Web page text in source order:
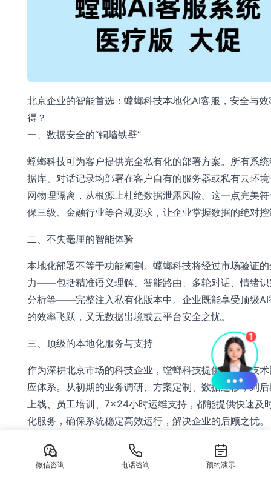
北京企业的智能首选：螳螂科技本地化AI客服，安全与
得？
一、数据安全的“铜墙铁壁”
螳螂科技可为客户提供完全私有化的部署方案。所有系
据库、对话记录均部署在客户自有的服务器或私有云环
网物理隔离，从根源上杜绝数据泄露风险。这一点完美
保三级、金融行业等合规要求，让企业掌握数据的绝对
二、不失毫厘的智能体验
本地化部署不等于功能阉割。螳螂科技将经过市场验证
力——包括精准语义理解、智能路由、多轮对话、情绪识
分析等——完整注入私有化版本中。企业既能享受顶级AI
的效率飞跃，又无数据出境或云平台安全之忧。
三、顶级的本地化服务与支持
作为深耕北京市场的科技企业，螳螂科技提供专属的技
应体系。从初期的业务调研、方案定制、数据迁移，到
上线、员工培训、7×24小时运维支持，都能提供快速及
化服务，确保系统稳定高效运行，解决企业的后顾之忧。
客户证言：某首都金融机构的选择
微信咨询 电话咨询 预约演示